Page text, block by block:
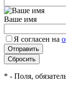
Ваше имя
Я согласен на
* - Поля,